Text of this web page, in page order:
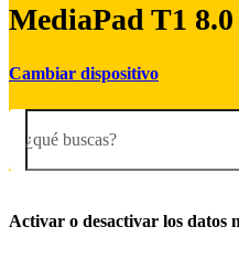
MediaPad T1 8.0
Cambiar dispositivo
¿qué buscas?
Activar o desactivar los datos